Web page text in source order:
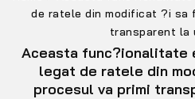
de ratele din modificat ?i sa
transparent la
Aceasta func?ionalitate
legat de ratele din
procesul va primi